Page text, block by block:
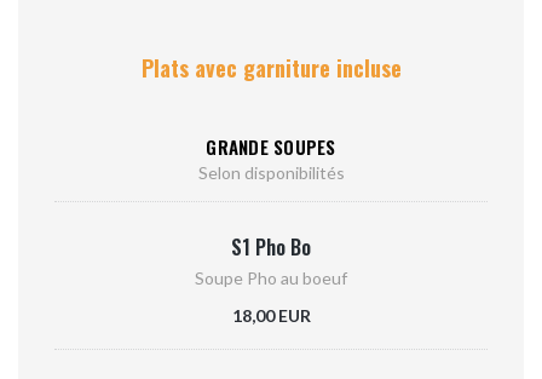
Plats avec garniture incluse
GRANDE SOUPES
Selon disponibilités
S1 Pho Bo
Soupe Pho au boeuf
18,00 EUR